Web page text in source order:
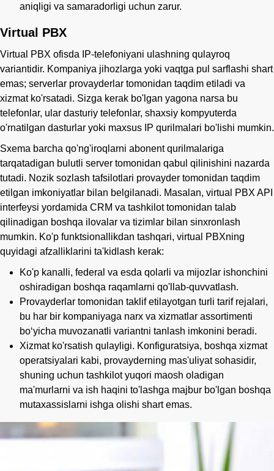
aniqligi va samaradorligi uchun zarur.
Virtual PBX
Virtual PBX ofisda IP-telefoniyani ulashning qulayroq
variantidir. Kompaniya jihozlarga yoki vaqtga pul sarflashi shart
emas; serverlar provayderlar tomonidan taqdim etiladi va
xizmat ko'rsatadi. Sizga kerak bo'lgan yagona narsa bu
telefonlar, ular dasturiy telefonlar, shaxsiy kompyuterda
o'rnatilgan dasturlar yoki maxsus IP qurilmalari bo'lishi mumkin.
Sxema barcha qo'ng'iroqlarni abonent qurilmalariga
tarqatadigan bulutli server tomonidan qabul qilinishini nazarda
tutadi. Nozik sozlash tafsilotlari provayder tomonidan taqdim
etilgan imkoniyatlar bilan belgilanadi. Masalan, virtual PBX API
interfeysi yordamida CRM va tashkilot tomonidan talab
qilinadigan boshqa ilovalar va tizimlar bilan sinxronlash
mumkin. Ko'p funktsionallikdan tashqari, virtual PBXning
quyidagi afzalliklarini ta'kidlash kerak:
Ko'p kanalli, federal va esda qolarli va mijozlar ishonchini
oshiradigan boshqa raqamlarni qo'llab-quvvatlash.
Provayderlar tomonidan taklif etilayotgan turli tarif rejalari,
bu har bir kompaniyaga narx va xizmatlar assortimenti
bo‘yicha muvozanatli variantni tanlash imkonini beradi.
Xizmat ko'rsatish qulayligi. Konfiguratsiya, boshqa xizmat
operatsiyalari kabi, provayderning mas'uliyat sohasidir,
shuning uchun tashkilot yuqori maosh oladigan
ma'murlarni va ish haqini to'lashga majbur bo'lgan boshqa
mutaxassislarni ishga olishi shart emas.